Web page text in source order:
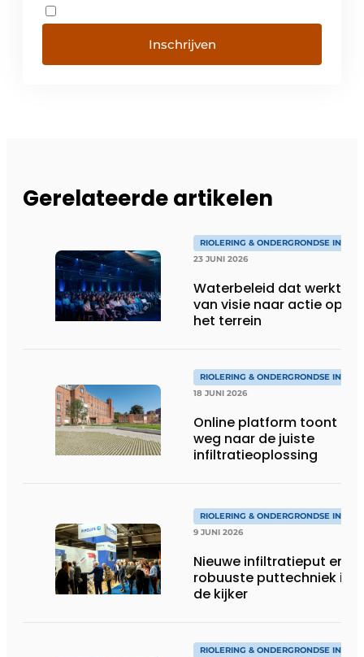
Inschrijven
Gerelateerde artikelen
RIOLERING & ONDERGRONDSE INFRA
23 JUNI 2026
Waterbeleid dat werkt:
van visie naar actie op
het terrein
RIOLERING & ONDERGRONDSE INFRA
18 JUNI 2026
Online platform toont de
weg naar de juiste
infiltratieoplossing
RIOLERING & ONDERGRONDSE INFRA
9 JUNI 2026
Nieuwe infiltratieput en
robuuste puttechniek in
de kijker
RIOLERING & ONDERGRONDSE INFRA